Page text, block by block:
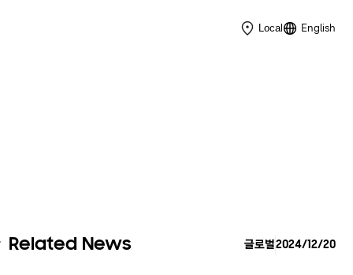
Local English
글로벌2024/12/20
Related News